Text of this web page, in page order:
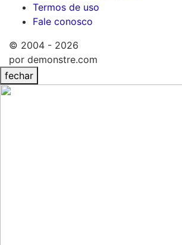
Termos de uso
Fale conosco
© 2004 - 2026
por demonstre.com
fechar